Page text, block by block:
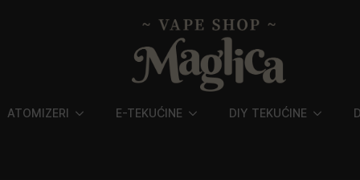
ATOMIZERI E-TEKUĆINE DIY TEKUĆINE